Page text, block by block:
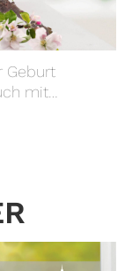
Geburt
mit